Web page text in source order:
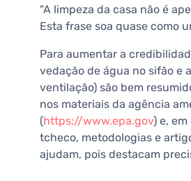
"A limpeza da casa não é
Esta frase soa quase como
Para aumentar a
vedação de água no sifão e
ventilação) são bem
nos materiais da agência
(https://www.epa.gov) e,
tcheco, metodologias e
ajudam, pois destacam